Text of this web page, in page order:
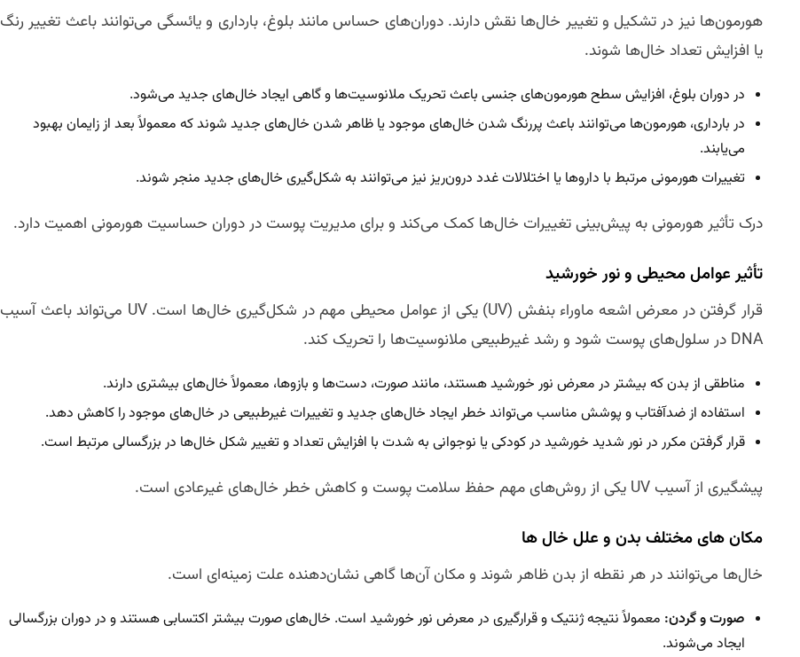
هورمون‌ها نیز در تشکیل و تغییر خال‌ها نقش دارند. دوران‌های حساس مانند بلوغ، بارداری و یائسگی می‌توانند باعث تغییر رنگ
یا افزایش تعداد خال‌ها شوند.
در دوران بلوغ، افزایش سطح هورمون‌های جنسی باعث تحریک ملانوسیت‌ها و گاهی ایجاد خال‌های جدید می‌شود.
در بارداری، هورمون‌ها می‌توانند باعث پررنگ شدن خال‌های موجود یا ظاهر شدن خال‌های جدید شوند که معمولاً بعد از زایمان بهبود
می‌یابند.
تغییرات هورمونی مرتبط با داروها یا اختلالات غدد درون‌ریز نیز می‌توانند به شکل‌گیری خال‌های جدید منجر شوند.
درک تأثیر هورمونی به پیش‌بینی تغییرات خال‌ها کمک می‌کند و برای مدیریت پوست در دوران حساسیت هورمونی اهمیت دارد.
تأثیر عوامل محیطی و نور خورشید
قرار گرفتن در معرض اشعه ماوراء بنفش (UV) یکی از عوامل محیطی مهم در شکل‌گیری خال‌ها است. UV می‌تواند باعث آسیب
DNA در سلول‌های پوست شود و رشد غیرطبیعی ملانوسیت‌ها را تحریک کند.
مناطقی از بدن که بیشتر در معرض نور خورشید هستند، مانند صورت، دست‌ها و بازوها، معمولاً خال‌های بیشتری دارند.
استفاده از ضدآفتاب و پوشش مناسب می‌تواند خطر ایجاد خال‌های جدید و تغییرات غیرطبیعی در خال‌های موجود را کاهش دهد.
قرار گرفتن مکرر در نور شدید خورشید در کودکی یا نوجوانی به شدت با افزایش تعداد و تغییر شکل خال‌ها در بزرگسالی مرتبط است.
پیشگیری از آسیب UV یکی از روش‌های مهم حفظ سلامت پوست و کاهش خطر خال‌های غیرعادی است.
مکان‌ های مختلف بدن و علل خال‌ ها
خال‌ها می‌توانند در هر نقطه از بدن ظاهر شوند و مکان آن‌ها گاهی نشان‌دهنده علت زمینه‌ای است.
صورت و گردن: معمولاً نتیجه ژنتیک و قرارگیری در معرض نور خورشید است. خال‌های صورت بیشتر اکتسابی هستند و در دوران بزرگسالی
ایجاد می‌شوند.